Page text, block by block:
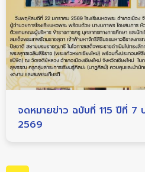
จดหมายข่าว ฉบับที่ 115 ปีที่ 7
2569